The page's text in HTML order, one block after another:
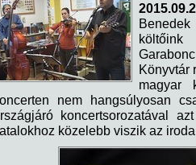
Könyvtár
magyar
nem hangsúlyosan
koncertsorozatával
közelebb viszik az